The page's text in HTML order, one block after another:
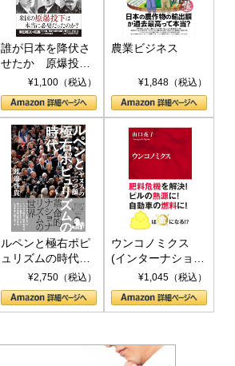
誰が日本を降伏さ
せたか 原爆投
下、ソ連参戦、そ
して聖断 (PHP新
書)
¥1,100（税込）
農業ビジネス
¥1,848（税込）
ルペンと極右ポピ
ュリズムの時代：
〈ヤヌス〉の二つ
の顔
¥2,750（税込）
ウンコノミクス
(インターナショナ
ル新書)¥1,045（税込）